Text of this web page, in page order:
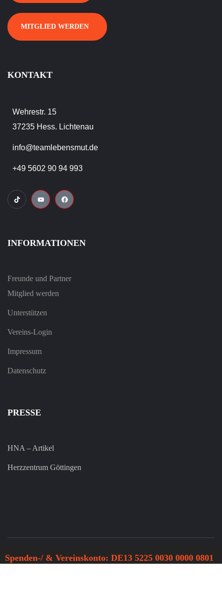
MITGLIED WERDEN
KONTAKT
Wehrestr. 15
37235 Hess. Lichtenau
info@teamlebensmut.de
+49 5602 90 94 993
INFORMATIONEN
Freunde und Partner
Mitglied werden
Unterstützen
Vereins-Login
Impressum
Datenschutz
PRESSE
HNA – Artikel
Herzzentrum Göttingen
Spenden-/ & Vereinskonto: DE13 5225 0030 0000 0801